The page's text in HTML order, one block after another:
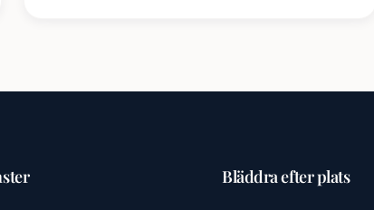
Bläddra efter plats